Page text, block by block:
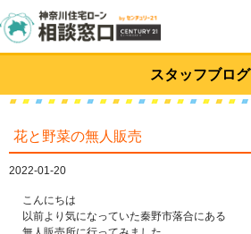
スタッフブログ
花と野菜の無人販売
2022-01-20
こんにちは
以前より気になっていた秦野市落合にある